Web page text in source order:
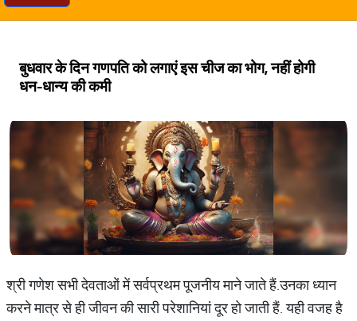
बुधवार के दिन गणपति को लगाएं इस चीज का भोग, नहीं होगी
धन-धान्य की कमी
श्री गणेश सभी देवताओं में सर्वप्रथम पूजनीय माने जाते हैं.उनका ध्यान
करने मात्र से ही जीवन की सारी परेशानियां दूर हो जाती हैं. यही वजह है